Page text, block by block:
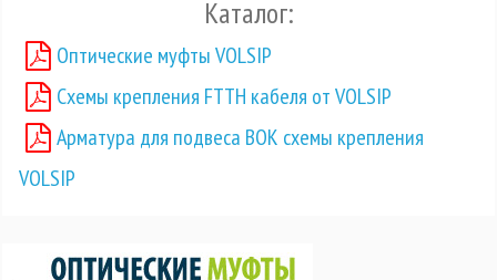
Каталог:
Оптические муфты VOLSIP
Схемы крепления FTTH кабеля от VOLSIP
Арматура для подвеса ВОК схемы крепления
VOLSIP